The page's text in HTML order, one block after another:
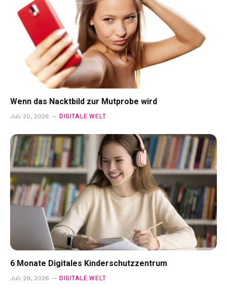
Wenn das Nacktbild zur Mutprobe wird
Juli 30, 2026 DIGITALE WELT
6 Monate Digitales Kinderschutzzentrum
Juli 29, 2026 DIGITALE WELT